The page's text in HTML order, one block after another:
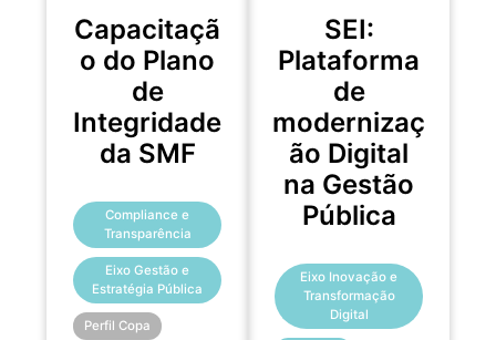
Capacitaçã
o do Plano
de
Integridade
da SMF
Compliance e
Transparência
Eixo Gestão e
Estratégia Pública
Perfil Copa
SEI:
Plataforma
de
modernizaç
ão Digital
na Gestão
Pública
Eixo Inovação e
Transformação
Digital